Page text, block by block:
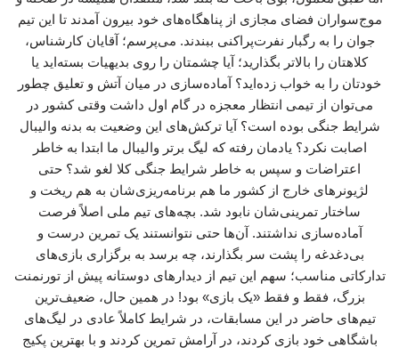
موج‌سواران فضای مجازی از پناهگاه‌های خود بیرون آمدند تا این تیم
جوان را به رگبار نفرت‌پراکنی ببندند. می‌پرسم؛ آقایان کارشناس،
کلاهتان را بالاتر بگذارید؛ آیا چشمتان را روی بدیهیات بسته‌اید یا
خودتان را به خواب زده‌اید؟ آماده‌سازی در میان آتش و تعلیق چطور
می‌توان از تیمی انتظار معجزه در گام اول داشت وقتی کشور در
شرایط جنگی بوده است؟ آیا ترکش‌های این وضعیت به بدنه والیبال
اصابت نکرد؟ یادمان رفته که لیگ برتر والیبال ما ابتدا به خاطر
اعتراضات و سپس به خاطر شرایط جنگی کلا لغو شد؟ حتی
لژیونرهای خارج از کشور ما هم برنامه‌ریزی‌شان به هم ریخت و
ساختار تمرینی‌شان نابود شد. بچه‌های تیم ملی اصلاً فرصت
آماده‌سازی نداشتند. آن‌ها حتی نتوانستند یک تمرین درست و
بی‌دغدغه را پشت سر بگذارند، چه برسد به برگزاری بازی‌های
تدارکاتی مناسب؛ سهم این تیم از دیدارهای دوستانه پیش از تورنمنت
بزرگ، فقط و فقط «یک بازی» بود! در همین حال، ضعیف‌ترین
تیم‌های حاضر در این مسابقات، در شرایط کاملاً عادی در لیگ‌های
باشگاهی خود بازی کردند، در آرامش تمرین کردند و با بهترین پکیج